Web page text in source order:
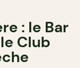
: le Bar
Club